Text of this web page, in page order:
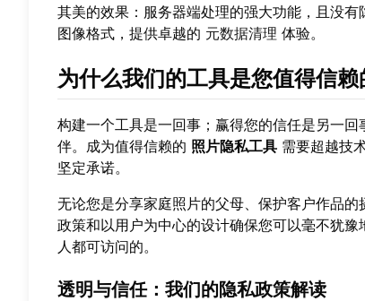
其美的效果：服务器端处理的强大功能，且没
图像格式，提供卓越的 元数据清理 体验。
为什么我们的工具是您值得信
构建一个工具是一回事；赢得您的信任是另一
伴。成为值得信赖的 照片隐私工具 需要超越技
坚定承诺。
无论您是分享家庭照片的父母、保护客户作品
政策和以用户为中心的设计确保您可以毫不犹豫
人都可访问的。
透明与信任：我们的隐私政策解读